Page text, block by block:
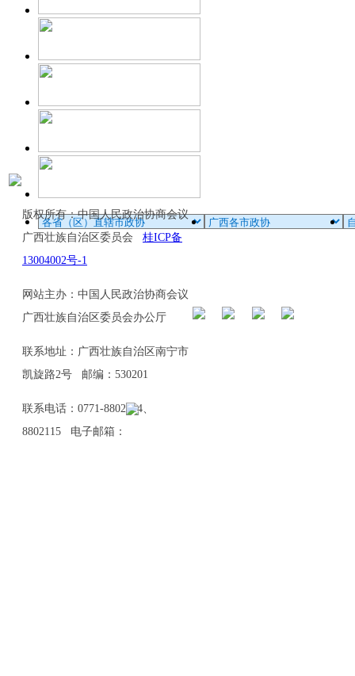
版权所有：中国人民政治协商会议
广西壮族自治区委员会 桂ICP备
13004002号-1
网站主办：中国人民政治协商会议
广西壮族自治区委员会办公厅
联系地址：广西壮族自治区南宁市
凯旋路2号 邮编：530201
联系电话：0771-8802114、
8802115 电子邮箱：